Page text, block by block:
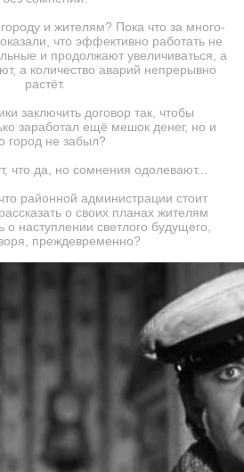
и жителям? Пока что за много-
что эффективно работать не
и продолжают увеличиваться, а
а количество аварий непрерывно
растёт.
заключить договор так, чтобы
заработал ещё мешок денег, но и
город не забыл?
что да, но сомнения одолевают...
районной администрации стоит
о своих планах жителям
о наступлении светлого будущего,
преждевременно?